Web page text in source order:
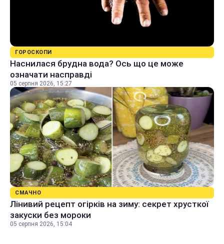
ГОРОСКОПИ
Наснилася брудна вода? Ось що це може
означати насправді
05 серпня 2026, 15:27
СМАЧНО
Лінивий рецепт огірків на зиму: секрет хрусткої
закуски без мороки
05 серпня 2026, 15:04